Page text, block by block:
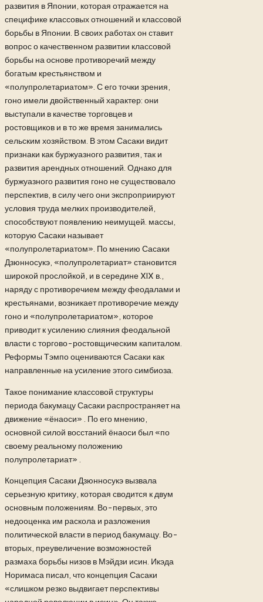
развития в Японии, которая отражается на
специфике классовых отношений и классовой
борьбы в Японии. В своих работах он ставит
вопрос о качественном развитии классовой
борьбы на основе противоречий между
богатым крестьянством и
«полупролетариатом». С его точки зрения,
гоно имели двойственный характер: они
выступали в качестве торговцев и
ростовщиков и в то же время занимались
сельским хозяйством. В этом Сасаки видит
признаки как буржуазного развития, так и
развития арендных отношений. Однако для
буржуазного развития гоно не существовало
перспектив, в силу чего они экспроприируют
условия труда мелких производителей,
способствуют появлению неимущей. массы,
которую Сасаки называет
«полупролетариатом». По мнению Сасаки
Дзюнносукэ, «полупролетариат» становится
широкой прослойкой, и в середине XIX в.,
наряду с противоречием между феодалами и
крестьянами, возникает противоречие между
гоно и «полупролетариатом», которое
приводит к усилению слияния феодальной
власти с торгово-ростовщическим капиталом.
Реформы Тэмпо оцениваются Сасаки как
направленные на усиление этого симбиоза.
Такое понимание классовой структуры
периода бакумацу Сасаки распространяет на
движение «ёнаоси» . По его мнению,
основной силой восстаний ёнаоси был «по
своему реальному положению
полупролетариат» .
Концепция Сасаки Дзюнносукэ вызвала
серьезную критику, которая сводится к двум
основным положениям. Во-первых, это
недооценка им раскола и разложения
политической власти в период бакумацу. Во-
вторых, преувеличение возможностей
размаха борьбы низов в Мэйдзи исин. Икэда
Норимаса писал, что концепция Сасаки
«слишком резко выдвигает перспективы